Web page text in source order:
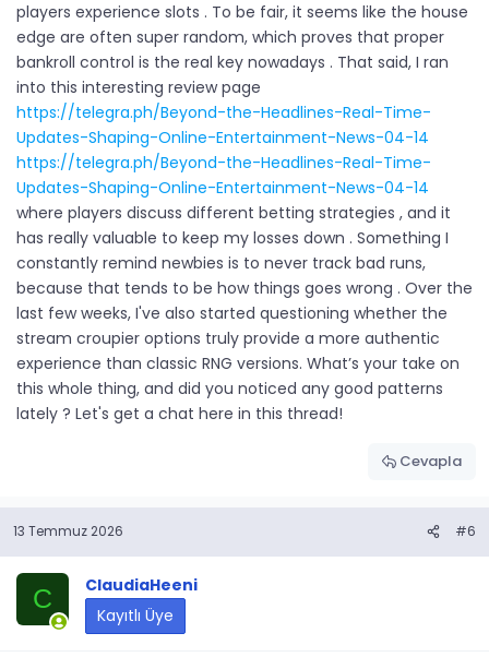
players experience slots . To be fair, it seems like the house
edge are often super random, which proves that proper
bankroll control is the real key nowadays . That said, I ran
into this interesting review page
https://telegra.ph/Beyond-the-Headlines-Real-Time-
Updates-Shaping-Online-Entertainment-News-04-14
https://telegra.ph/Beyond-the-Headlines-Real-Time-
Updates-Shaping-Online-Entertainment-News-04-14
where players discuss different betting strategies , and it
has really valuable to keep my losses down . Something I
constantly remind newbies is to never track bad runs,
because that tends to be how things goes wrong . Over the
last few weeks, I've also started questioning whether the
stream croupier options truly provide a more authentic
experience than classic RNG versions. What’s your take on
this whole thing, and did you noticed any good patterns
lately ? Let's get a chat here in this thread!
Cevapla
13 Temmuz 2026 #6
C
ClaudiaHeeni
Kayıtlı Üye